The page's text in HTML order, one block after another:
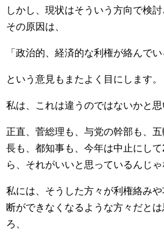
しかし、現状はそういう方向で検討
その原因は、
「政治的、経済的な利権が絡んでい
という意見もまたよく目にします。
私は、これは違うのではないかと思
正直、菅総理も、与党の幹部も、
長も、都知事も、今年は中止にし
ら、それがいいと思っているんじゃ
私には、そうした方々が利権絡み
断ができなくなるような方々だと
ろ、